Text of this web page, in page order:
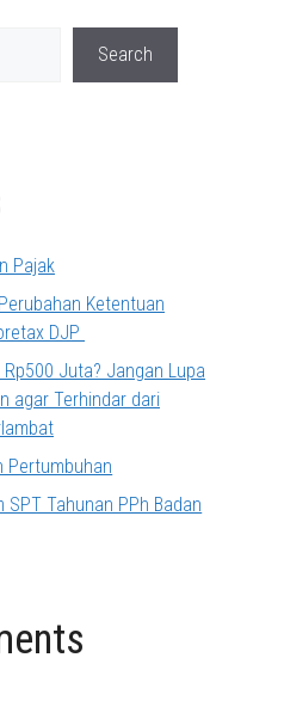
Search
Pajak
Ketentuan
DJP
Juta? Jangan Lupa
agar Terhindar dari
Pertumbuhan
SPT Tahunan PPh Badan